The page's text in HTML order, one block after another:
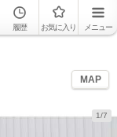
履歴 お気に入り メニュー
MAP
1/7